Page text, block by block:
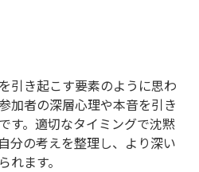
引き起こす要素のように思わ
加者の深層心理や本音を引き
す。適切なタイミングで沈黙
分の考えを整理し、より深い
ます。